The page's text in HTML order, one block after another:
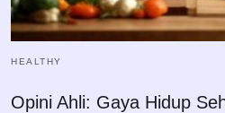
HEALTHY
Opini Ahli: Gaya Hidup